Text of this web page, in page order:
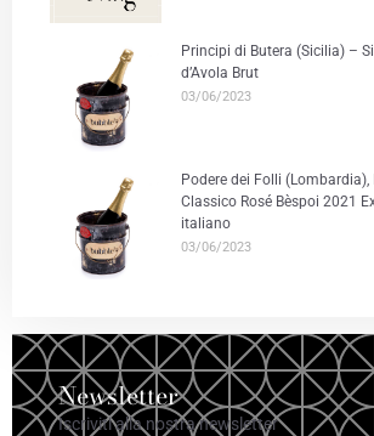
Principi di Butera (Sicilia) –
d’Avola Brut
03/06/2023
Podere dei Folli (Lombardia),
Classico Rosé Bèspoi 2021
italiano
03/06/2023
Newsletter
Iscriviti alla nostra newsletter